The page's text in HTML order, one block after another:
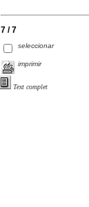
7 / 7
seleccionar
imprimir
Text complet